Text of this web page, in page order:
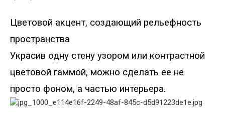
Цветовой акцент, создающий рельефность
пространства
Украсив одну стену узором или контрастной
цветовой гаммой, можно сделать ее не
просто фоном, а частью интерьера.